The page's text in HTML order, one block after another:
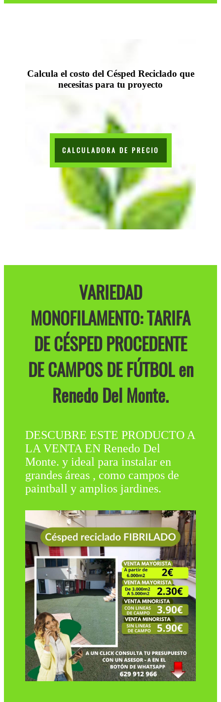
Calcula el costo del Césped Reciclado que
necesitas para tu proyecto
CALCULADORA DE PRECIO
VARIEDAD
MONOFILAMENTO: TARIFA
DE CÉSPED PROCEDENTE
DE CAMPOS DE FÚTBOL en
Renedo Del Monte.
DESCUBRE ESTE PRODUCTO A
LA VENTA EN Renedo Del
Monte. y ideal para instalar en
grandes áreas , como campos de
paintball y amplios jardines.